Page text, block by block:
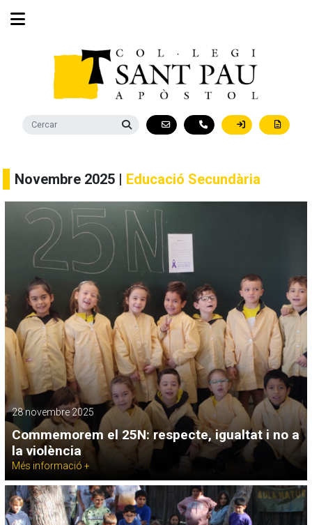
Novembre 2025 | Educació Secundària
28 novembre 2025
Commemorem el 25N: respecte, igualtat i no a
la violència
Més informació +